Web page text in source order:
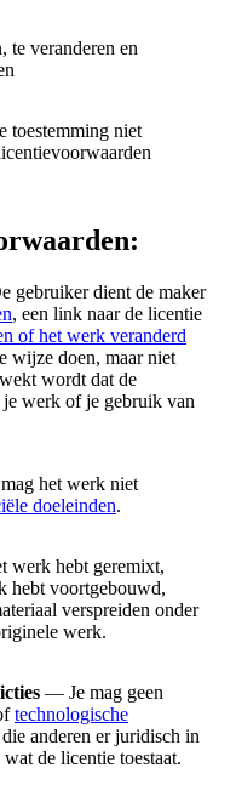
veranderen en
toestemming niet
gebruiker dient de maker
, een link naar de licentie
of het werk veranderd
wijze doen, maar niet
wordt dat de
werk of je gebruik van
het werk niet
doeleinden.
werk hebt geremixt,
hebt voortgebouwd,
verspreiden onder
werk.
— Je mag geen
technologische
die anderen er juridisch in
de licentie toestaat.